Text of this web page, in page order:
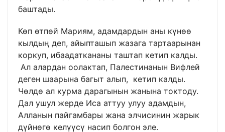
баштады.
Көп өтпөй Мариям, адамдардын аны күнөө
кылдың деп, айыпташып жазага тартаарынан
коркуп, ибаадаткананы таштап кетип калды.
Ал алардан оолактап, Палестинанын Вифлей
деген шаарына багыт алып, кетип калды.
Чөлдө ал курма дарагынын жанына токтоду.
Дал ушул жерде Иса аттуу улуу адамдын,
Алланын пайгамбары жана элчисинин жарык
дүйнөгө келүүсү насип болгон эле.